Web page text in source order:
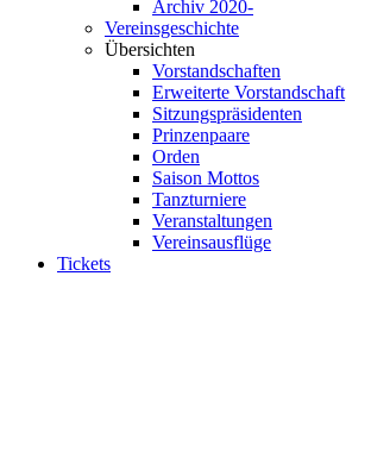
Archiv 2020-
Vereinsgeschichte
Übersichten
Vorstandschaften
Erweiterte Vorstandschaft
Sitzungspräsidenten
Prinzenpaare
Orden
Saison Mottos
Tanzturniere
Veranstaltungen
Vereinsausflüge
Tickets